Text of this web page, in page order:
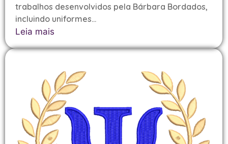
trabalhos desenvolvidos pela Bárbara Bordados,
incluindo uniformes...
Leia mais